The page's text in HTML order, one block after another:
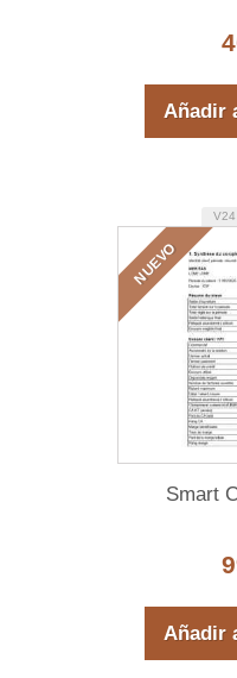
Añadir
NUEVO
V24
Smart
Añadir